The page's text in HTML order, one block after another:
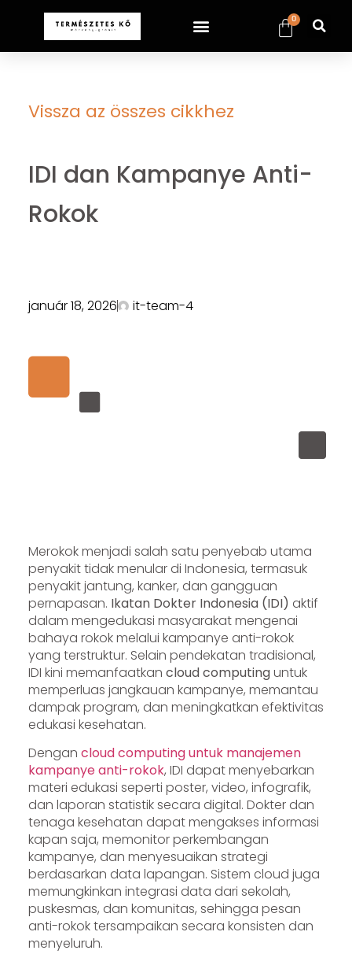
0
Vissza az összes cikkhez
IDI dan Kampanye Anti-
Rokok
január 18, 2026 it-team-4
Merokok menjadi salah satu penyebab utama
penyakit tidak menular di Indonesia, termasuk
penyakit jantung, kanker, dan gangguan
pernapasan. Ikatan Dokter Indonesia (IDI) aktif
dalam mengedukasi masyarakat mengenai
bahaya rokok melalui kampanye anti-rokok
yang terstruktur. Selain pendekatan tradisional,
IDI kini memanfaatkan cloud computinguntuk
memperluas jangkauan kampanye, memantau
dampak program, dan meningkatkan efektivitas
edukasi kesehatan.
Dengan cloud computing untuk manajemen
kampanye anti-rokok, IDI dapat menyebarkan
materi edukasi seperti poster, video, infografik,
dan laporan statistik secara digital. Dokter dan
tenaga kesehatan dapat mengakses informasi
kapan saja, memonitor perkembangan
kampanye, dan menyesuaikan strategi
berdasarkan data lapangan. Sistem cloud juga
memungkinkan integrasi data dari sekolah,
puskesmas, dan komunitas, sehingga pesan
anti-rokok tersampaikan secara konsisten dan
menyeluruh.